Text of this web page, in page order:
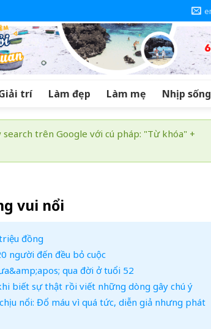
trí Làm đẹp Làm mẹ Nhịp sống
trên Google với cú pháp: "Từ khóa" +
vui nổi
đồng
người đến đều bỏ cuộc
qua đời ở tuổi 52
biết sự thật rồi viết những dòng gây chú ý
nổi: Đổ máu vì quá tức, diễn giả nhưng phát